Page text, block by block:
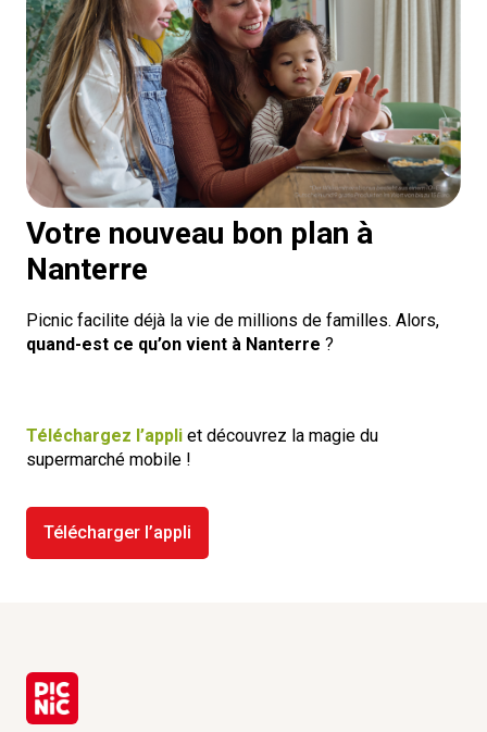
Votre nouveau bon plan à
Nanterre
Picnic facilite déjà la vie de millions de familles. Alors,
quand-est ce qu’on vient à Nanterre ?
Téléchargez l’appli et découvrez la magie du
supermarché mobile !
Télécharger l’appli